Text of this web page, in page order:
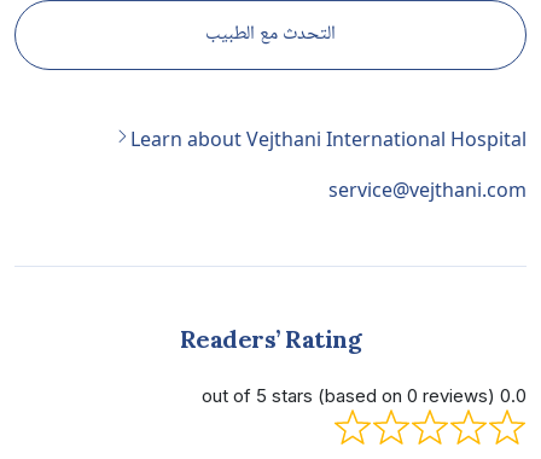
التحدث مع الطبيب
Learn about Vejthani International Hospital
service@vejthani.com
Readers’ Rating
0.0 out of 5 stars (based on 0 reviews)